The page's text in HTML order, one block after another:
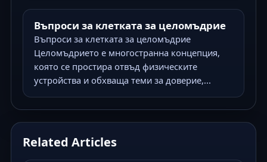
Въпроси за клетката за целомъдрие
Въпроси за клетката за целомъдрие
Целомъдрието е многостранна концепция,
която се простира отвъд физическите
устройства и обхваща теми за доверие,...
Related Articles